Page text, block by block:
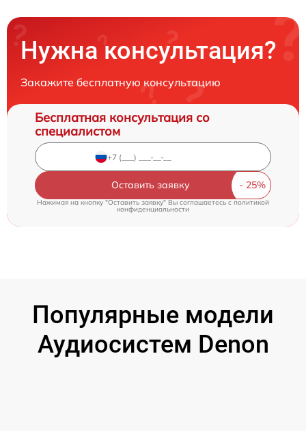
Нужна консультация?
Закажите бесплатную консультацию
Бесплатная консультация со
специалистом
Оставить заявку
Нажимая на кнопку "Оставить заявку" Вы соглашаетесь c политикой
конфиденциальности
Популярные модели
Аудиосистем Denon